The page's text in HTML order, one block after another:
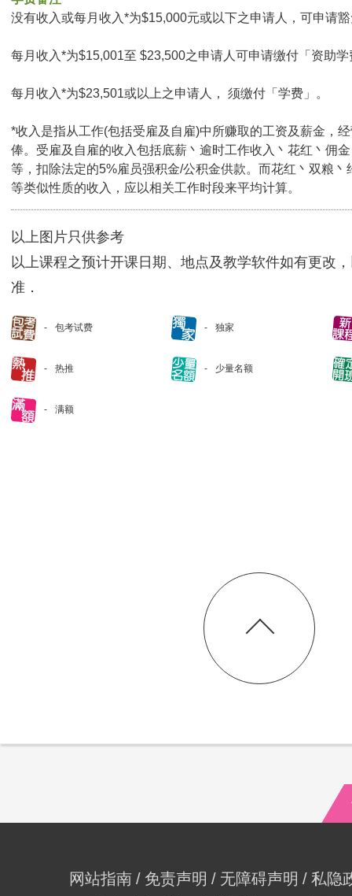
没有收入或每月收入*为$15,000元或以下之申请人，可申请
每月收入*为$15,001至 $23,500之申请人可申请缴付「资助学
每月收入*为$23,501或以上之申请人， 须缴付「学费」。
*收入是指从工作(包括受雇及自雇)中所赚取的工资及薪金，
俸。受雇及自雇的收入包括底薪丶逾时工作收入丶花红丶佣
等，扣除法定的5%雇员强积金/公积金供款。而花红丶双粮丶
等类似性质的收入，应以相关工作时段来平均计算。
以上图片只供参考
以上课程之预计开课日期、地点及教学软件如有更改
准．
包考试费 独家
热推 少量名额
满额
网站指南 免责声明 无障碍声明
私隐